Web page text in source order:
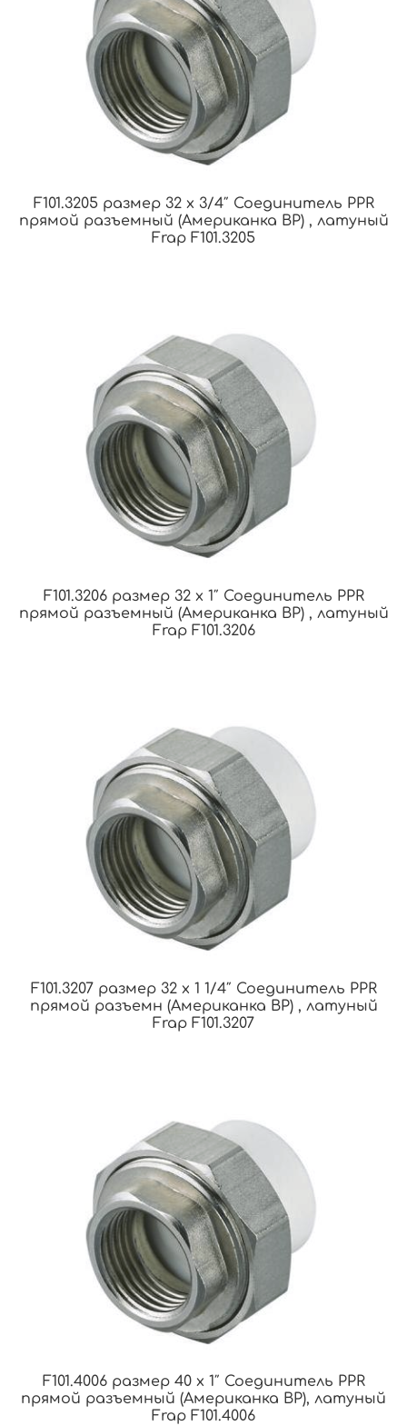
F101.3205 размер 32 x 3/4″ Соединитель PPR
прямой разъемный (Американка ВР) , латуный
Frap F101.3205
F101.3206 размер 32 x 1″ Соединитель PPR
прямой разъемный (Американка ВР) , латуный
Frap F101.3206
F101.3207 размер 32 x 1 1/4″ Соединитель PPR
прямой разъемн (Американка ВР) , латуный
Frap F101.3207
F101.4006 размер 40 x 1″ Соединитель PPR
прямой разъемный (Американка ВР), латуный
Frap F101.4006